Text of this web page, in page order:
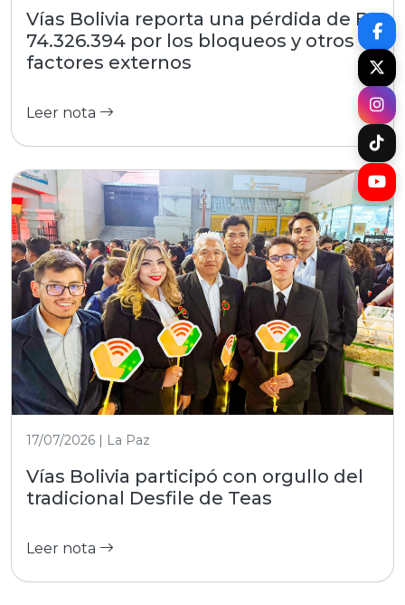
Vías Bolivia reporta una pérdida de Bs
74.326.394 por los bloqueos y otros
factores externos
Leer nota
17/07/2026 | La Paz
Vías Bolivia participó con orgullo del
tradicional Desfile de Teas
Leer nota